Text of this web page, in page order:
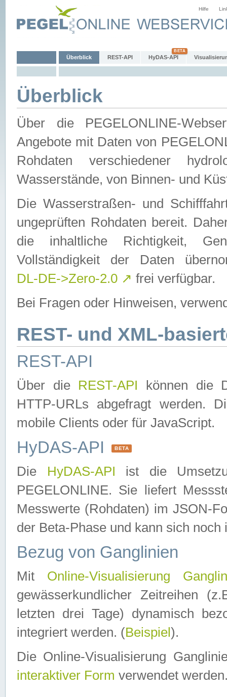
Hilfe
Überblick REST-API HyDAS-API
Überblick
Über die PEGELONLINE-
Angebote mit Daten von
Rohdaten verschiedener
Wasserstände, von Binnen- und
Die Wasserstraßen- und
ungeprüften Rohdaten bereit.
die inhaltliche Richtigkeit,
Vollständigkeit der Daten
DL-DE->Zero-2.0 ↗ frei verfügbar.
Bei Fragen oder Hinweisen,
REST- und XML-
REST-API
Über die REST-API können die
HTTP-URLs abgefragt werden.
mobile Clients oder für JavaScript.
HyDAS-API BETA
Die HyDAS-API ist die
PEGELONLINE. Sie liefert
Messwerte (Rohdaten) im JSON-
der Beta-Phase und kann sich noch
Bezug von Ganglinien
Mit Online-Visualisierung
gewässerkundlicher Zeitreihen
letzten drei Tage) dynamisch
integriert werden. (Beispiel ).
Die Online-Visualisierung
interaktiver Form verwendet